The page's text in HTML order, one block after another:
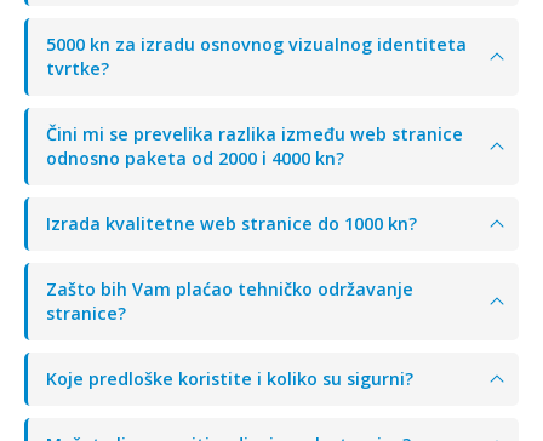
5000 kn za izradu osnovnog vizualnog identiteta
tvrtke?
Čini mi se prevelika razlika između web stranice
odnosno paketa od 2000 i 4000 kn?
Izrada kvalitetne web stranice do 1000 kn?
Zašto bih Vam plaćao tehničko održavanje
stranice?
Koje predloške koristite i koliko su sigurni?